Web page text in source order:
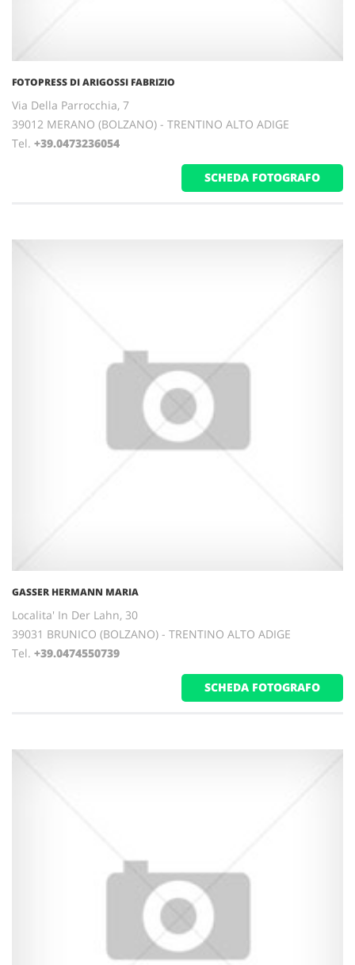
FOTOPRESS DI ARIGOSSI FABRIZIO
Via Della Parrocchia, 7
39012 MERANO (BOLZANO) - TRENTINO ALTO ADIGE
Tel. +39.0473236054
SCHEDA FOTOGRAFO
GASSER HERMANN MARIA
Localita' In Der Lahn, 30
39031 BRUNICO (BOLZANO) - TRENTINO ALTO ADIGE
Tel. +39.0474550739
SCHEDA FOTOGRAFO